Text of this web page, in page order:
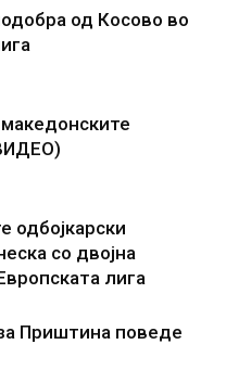
од Косово во
одбојкарски
со двојна
лига
Приштина поведе